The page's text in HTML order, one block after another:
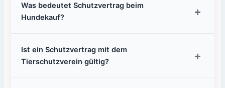
Was bedeutet Schutzvertrag beim
Hundekauf?
+
Ist ein Schutzvertrag mit dem
Tierschutzverein gültig?
+